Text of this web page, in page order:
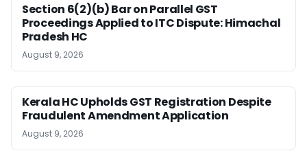
Section 6(2)(b) Bar on Parallel GST
Proceedings Applied to ITC Dispute: Himachal
Pradesh HC
August 9, 2026
Kerala HC Upholds GST Registration Despite
Fraudulent Amendment Application
August 9, 2026